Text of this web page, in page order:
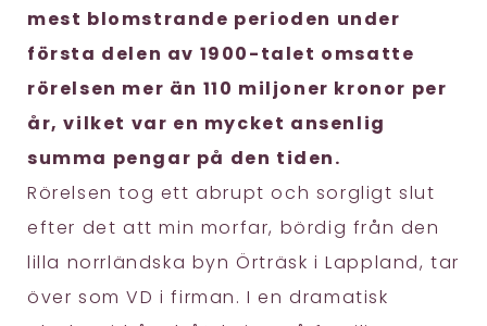
mest blomstrande perioden under
första delen av 1900-talet omsatte
rörelsen mer än 110 miljoner kronor per
år, vilket var en mycket ansenlig
summa pengar på den tiden.
Rörelsen tog ett abrupt och sorgligt slut
efter det att min morfar, bördig från den
lilla norrländska byn Örträsk i Lappland, tar
över som VD i firman. I en dramatisk